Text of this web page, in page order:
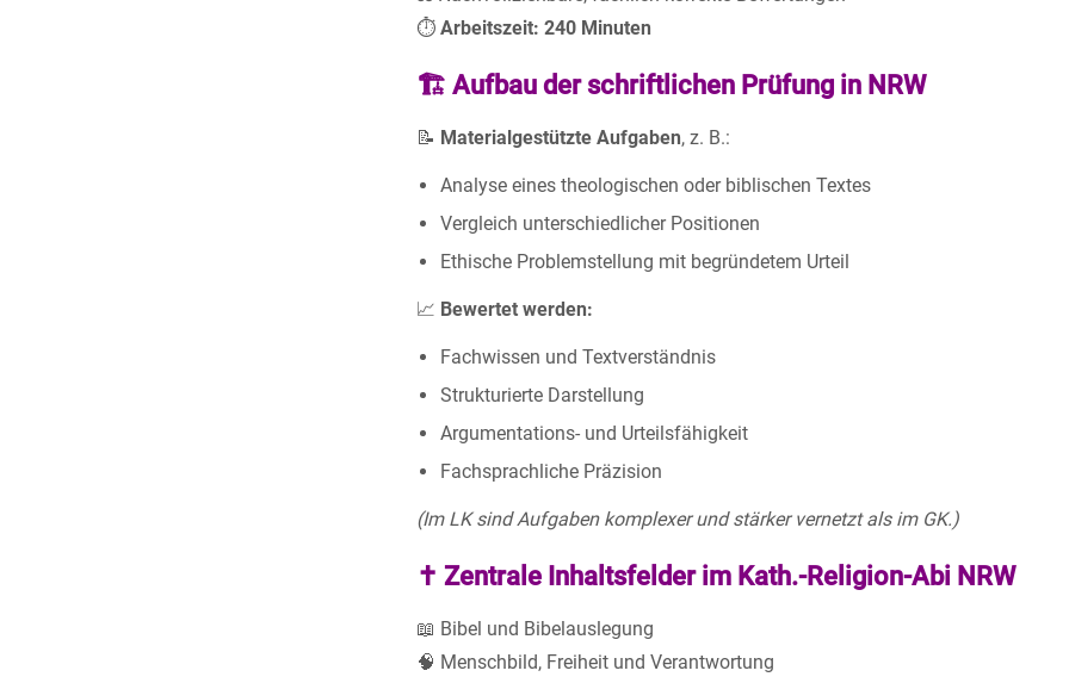
⏱️ Arbeitszeit: 240 Minuten
🏗️ Aufbau der schriftlichen Prüfung in NRW
📝 Materialgestützte Aufgaben, z. B.:
Analyse eines theologischen oder biblischen Textes
Vergleich unterschiedlicher Positionen
Ethische Problemstellung mit begründetem Urteil
📈 Bewertet werden:
Fachwissen und Textverständnis
Strukturierte Darstellung
Argumentations- und Urteilsfähigkeit
Fachsprachliche Präzision
(Im LK sind Aufgaben komplexer und stärker vernetzt als im GK.)
✝️ Zentrale Inhaltsfelder im Kath.-Religion-Abi NRW
📖 Bibel und Bibelauslegung
🧠 Menschbild, Freiheit und Verantwortung